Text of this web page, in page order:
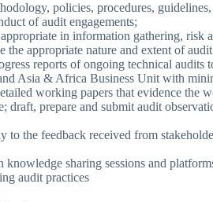
policies, procedures, guidelines,
of audit engagements;
in information gathering, risk
the appropriate nature and extent of
reports of ongoing technical audits
Asia & Africa Business Unit with
working papers that evidence the
draft, prepare and submit audit
to the feedback received from
sharing sessions and
audit practices